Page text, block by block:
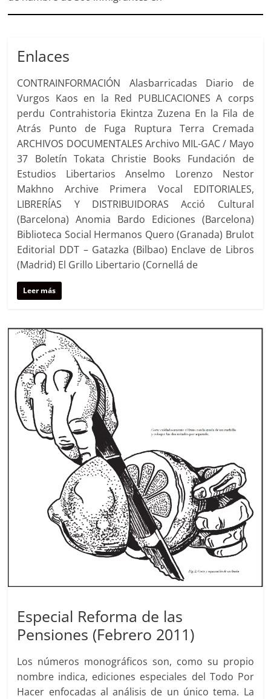
Enlaces
CONTRAINFORMACIÓN Alasbarricadas Diario de
Vurgos Kaos en la Red PUBLICACIONES A corps
perdu Contrahistoria Ekintza Zuzena En la Fila de
Atrás Punto de Fuga Ruptura Terra Cremada
ARCHIVOS DOCUMENTALES Archivo MIL-GAC / Mayo
37 Boletín Tokata Christie Books Fundación de
Estudios Libertarios Anselmo Lorenzo Nestor
Makhno Archive Primera Vocal EDITORIALES,
LIBRERÍAS Y DISTRIBUIDORAS Acció Cultural
(Barcelona) Anomia Bardo Ediciones (Barcelona)
Biblioteca Social Hermanos Quero (Granada) Brulot
Editorial DDT – Gatazka (Bilbao) Enclave de Libros
(Madrid) El Grillo Libertario (Cornellá de
Leer más
Especial Reforma de las
Pensiones (Febrero 2011)
Los números monográficos son, como su propio
nombre indica, ediciones especiales del Todo Por
Hacer enfocadas al análisis de un único tema. La